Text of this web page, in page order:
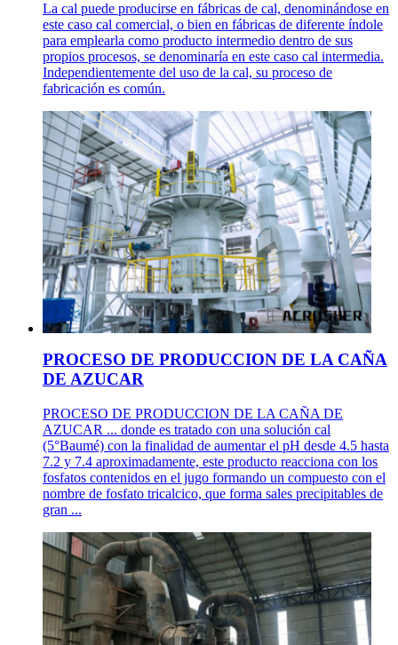
La cal puede producirse en fábricas de cal, denominándose en
este caso cal comercial, o bien en fábricas de diferente índole
para emplearla como producto intermedio dentro de sus
propios procesos, se denominaría en este caso cal intermedia.
Independientemente del uso de la cal, su proceso de
fabricación es común.
PROCESO DE PRODUCCION DE LA CAÑA
DE AZUCAR
PROCESO DE PRODUCCION DE LA CAÑA DE
AZUCAR ... donde es tratado con una solución cal
(5°Baumé) con la finalidad de aumentar el pH desde 4.5 hasta
7.2 y 7.4 aproximadamente, este producto reacciona con los
fosfatos contenidos en el jugo formando un compuesto con el
nombre de fosfato tricalcico, que forma sales precipitables de
gran ...